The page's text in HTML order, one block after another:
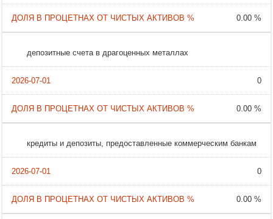
0.00 %
депозитные счета в драгоценных металлах
0
0.00 %
кредиты и депозиты, предоставленные коммерческим банкам
0
0.00 %